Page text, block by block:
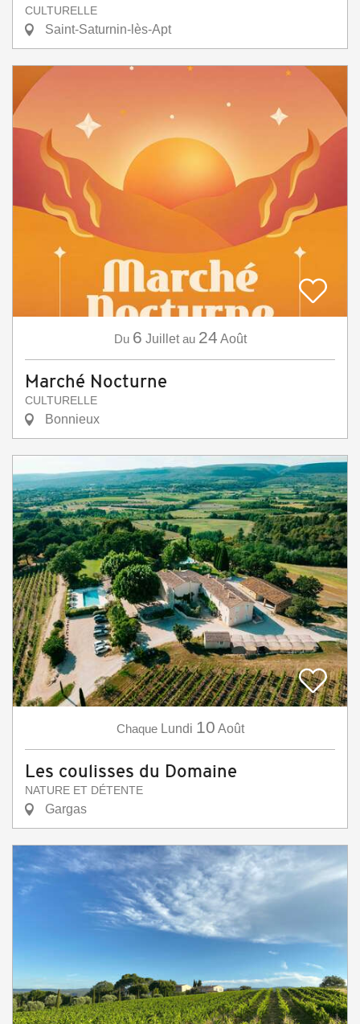
CULTURELLE
Saint-Saturnin-lès-Apt
Du 6 Juillet au 24 Août
Marché Nocturne
CULTURELLE
Bonnieux
Chaque Lundi 10 Août
Les coulisses du Domaine
NATURE ET DÉTENTE
Gargas